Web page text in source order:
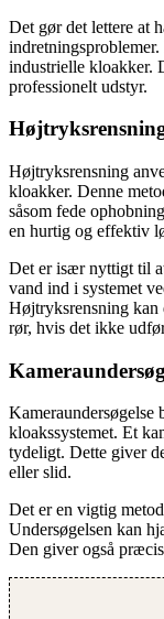
Det gør det lettere at
industrielle kloakker.
professionelt udstyr.
Højtryksrensning
kloakker. Denne
såsom fede
en hurtig og effektiv
Det er især nyttigt til
vand ind i systemet
Højtryksrensning kan
rør, hvis det ikke
Kameraundersøgelse
kloakssystemet. Et
tydeligt. Dette giver
eller slid.
Det er en vigtig
Undersøgelsen kan
Den giver også